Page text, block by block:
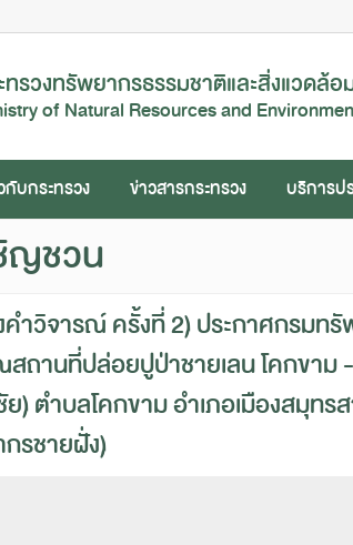
ทรวงทรัพยากรธรรมชาติและสิ่งแวดล้อ
of Natural Resources and
กับกระทรวง ข่าวสารกระทรวง บริการป
ญชวน
ำวิจารณ์ ครั้งที่ 2) ประกาศกรมทรั
สถานที่ปล่อยปูป่าชายเลน โคกขา
) ตำบลโคกขาม อำเภอเมืองสมุท
รชายฝั่ง)